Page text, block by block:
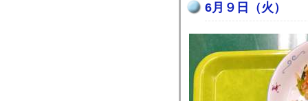
6月９日（火）